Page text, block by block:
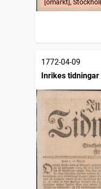
[omärkt],
1772-04-09
Inrikes tidningar